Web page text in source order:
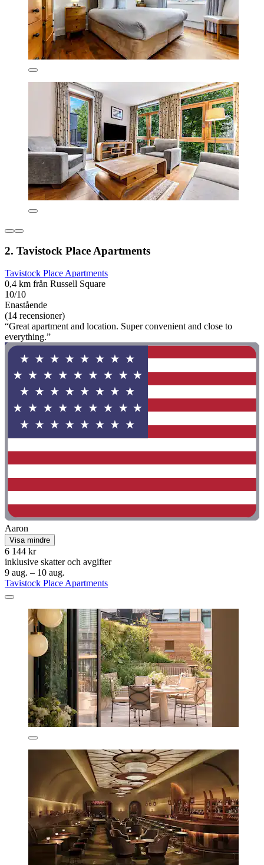
2. Tavistock Place Apartments
Tavistock Place Apartments
0,4 km från Russell Square
10/10
Enastående
(14 recensioner)
“Great apartment and location. Super convenient and close to
everything.”
Aaron
Visa mindre
6 144 kr
inklusive skatter och avgifter
9 aug. – 10 aug.
Tavistock Place Apartments